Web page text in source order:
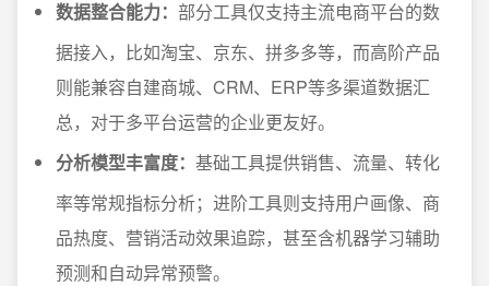
数据整合能力： 部分工具仅支持主流电商平台的数
据接入，比如淘宝、京东、拼多多等，而高阶产品
则能兼容自建商城、CRM、ERP等多渠道数据汇
总，对于多平台运营的企业更友好。
分析模型丰富度： 基础工具提供销售、流量、转化
率等常规指标分析；进阶工具则支持用户画像、商
品热度、营销活动效果追踪，甚至含机器学习辅助
预测和自动异常预警。